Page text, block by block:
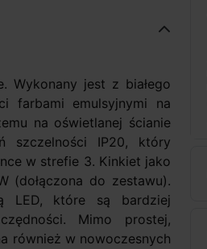
Wykonany jest z białego
farbami emulsyjnymi na
na oświetlanej ścianie
szczelności IP20, który
w strefie 3. Kinkiet jako
(dołączona do zestawu).
LED, które są bardziej
Mimo prostej,
również w nowoczesnych